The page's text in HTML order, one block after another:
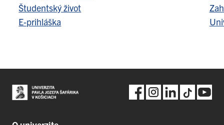
Študentský život
E-prihláška